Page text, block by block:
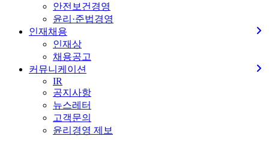
안전보건경영
윤리·준법경영
인재채용
인재상
채용공고
커뮤니케이션
IR
공지사항
뉴스레터
고객문의
윤리경영 제보